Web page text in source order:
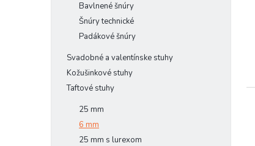
Bavlnené šnúry
Šnúry technické
Padákové šnúry
Svadobné a valentínske stuhy
Kožušinkové stuhy
Taftové stuhy
25 mm
6 mm
25 mm s lurexom